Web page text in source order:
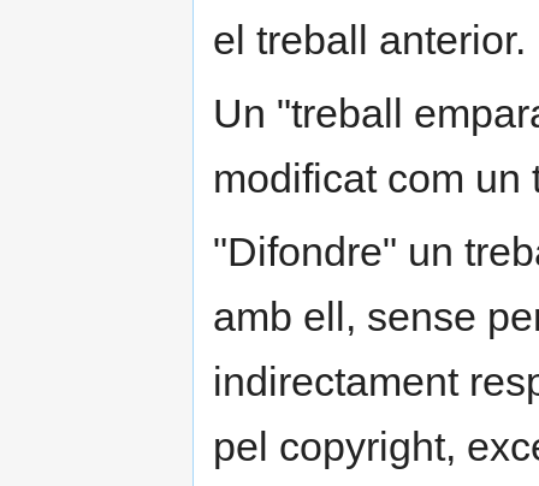
el treball anterior.
Un "treball
modificat com un
"Difondre" un
amb ell, sense
indirectament
pel copyright,